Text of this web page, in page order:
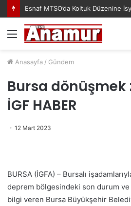
Esnaf MTSO’da Koltuk Düzenine
Menü
Anasayfa / Gündem
Bursa dönüşmek
İGF HABER
12 Mart 2023
BURSA (İGFA) – Bursalı
deprem bölgesindeki son durum ve
bilgi veren Bursa Büyükşehir